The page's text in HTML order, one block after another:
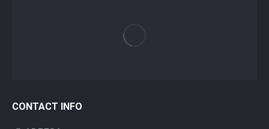
CONTACT INFO